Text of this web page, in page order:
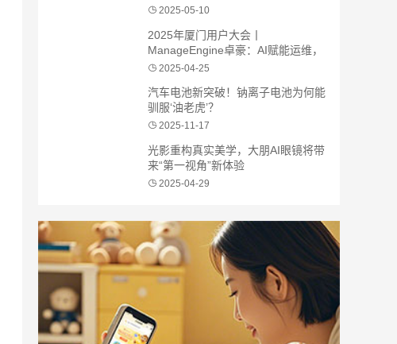
具身智能产业创新生态
2025-05-10
2025年厦门用户大会丨
ManageEngine卓豪：AI赋能运维，
智启未来新程
2025-04-25
汽车电池新突破！钠离子电池为何能
驯服‘油老虎’？
2025-11-17
光影重构真实美学，大朋AI眼镜将带
来“第一视角”新体验
2025-04-29